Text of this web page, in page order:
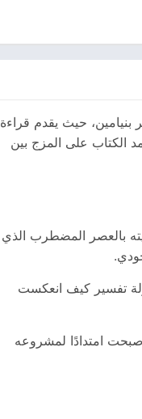
بنيامين، حيث يقدم قراءة
الكتاب على المزج بين
بالعصر المضطرب الذي
تفسير كيف انعكست
امتدادًا لمشروعه